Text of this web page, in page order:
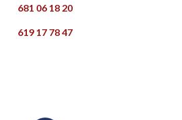
681 06 18 20
619 17 78 47